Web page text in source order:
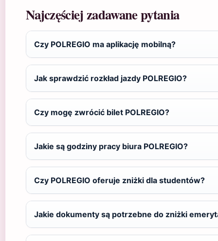
Najczęściej zadawane pytania
Czy POLREGIO ma aplikację mobilną?
Jak sprawdzić rozkład jazdy POLREGIO?
Czy mogę zwrócić bilet POLREGIO?
Jakie są godziny pracy biura POLREGIO?
Czy POLREGIO oferuje zniżki dla studentów?
Jakie dokumenty są potrzebne do zniżki